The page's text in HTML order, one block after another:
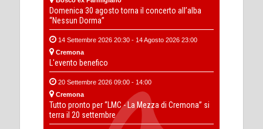
Domenica 30 agosto torna il concerto all’alba
“Nessun Dorma”
14 Settembre 2026 20:30 - 14 Agosto 2026 23:00
Cremona
L'evento benefico
20 Settembre 2026 09:00 - 14:00
Cremona
Tutto pronto per “LMC - La Mezza di Cremona” si
terra il 20 settembre